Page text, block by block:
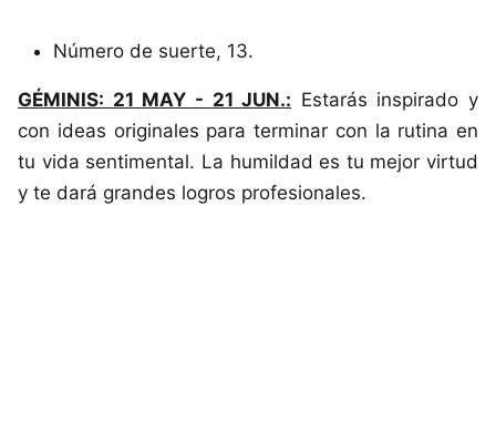
Número de suerte, 13.
GÉMINIS: 21 MAY - 21 JUN.: Estarás inspirado y
con ideas originales para terminar con la rutina en
tu vida sentimental. La humildad es tu mejor virtud
y te dará grandes logros profesionales.